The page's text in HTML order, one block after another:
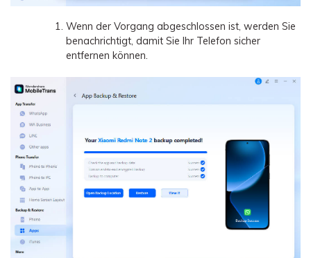
Wenn der Vorgang abgeschlossen ist, werden Sie
benachrichtigt, damit Sie Ihr Telefon sicher
entfernen können.